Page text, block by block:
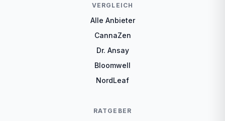
VERGLEICH
Alle Anbieter
CannaZen
Dr. Ansay
Bloomwell
NordLeaf
RATGEBER